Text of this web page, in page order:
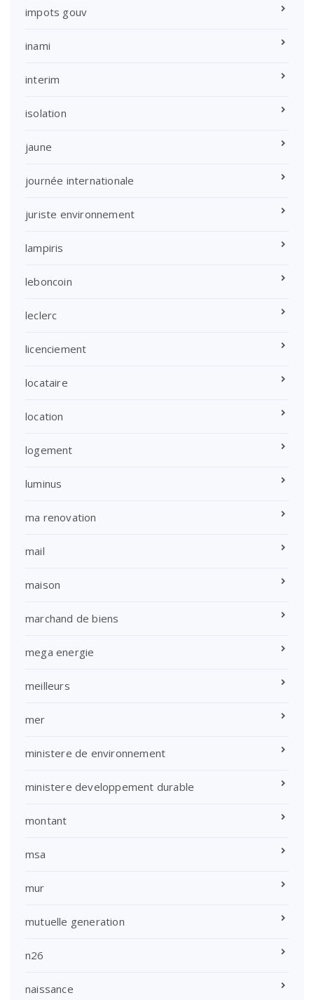
impots gouv
inami
interim
isolation
jaune
journée internationale
juriste environnement
lampiris
leboncoin
leclerc
licenciement
locataire
location
logement
luminus
ma renovation
mail
maison
marchand de biens
mega energie
meilleurs
mer
ministere de environnement
ministere developpement durable
montant
msa
mur
mutuelle generation
n26
naissance